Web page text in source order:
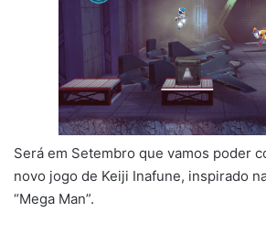
Será em Setembro que vamos poder
novo jogo de Keiji Inafune, inspirado
“Mega Man”.